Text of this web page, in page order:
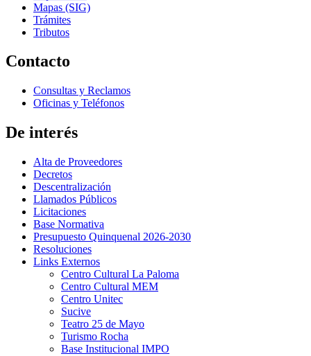
Mapas (SIG)
Trámites
Tributos
Contacto
Consultas y Reclamos
Oficinas y Teléfonos
De interés
Alta de Proveedores
Decretos
Descentralización
Llamados Públicos
Licitaciones
Base Normativa
Presupuesto Quinquenal 2026-2030
Resoluciones
Links Externos
Centro Cultural La Paloma
Centro Cultural MEM
Centro Unitec
Sucive
Teatro 25 de Mayo
Turismo Rocha
Base Institucional IMPO